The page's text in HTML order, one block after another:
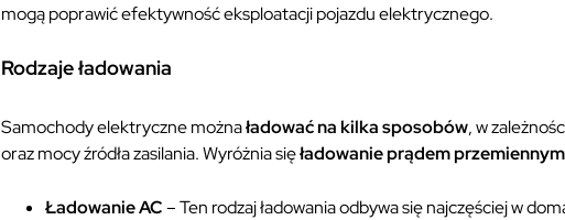
mogą poprawić efektywność eksploatacji pojazdu elektrycznego.
Rodzaje ładowania
Samochody elektryczne możnaładować na kilka sposobów, w
oraz mocy źródła zasilania. Wyróżnia sięładowanie prądem
Ładowanie AC– Ten rodzaj ładowania odbywa się najczęściej w